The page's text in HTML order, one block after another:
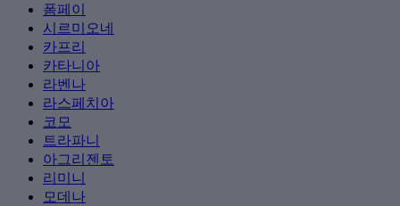
폼페이
시르미오네
카프리
카타니아
라벤나
라스페치아
코모
트라파니
아그리젠토
리미니
모데나